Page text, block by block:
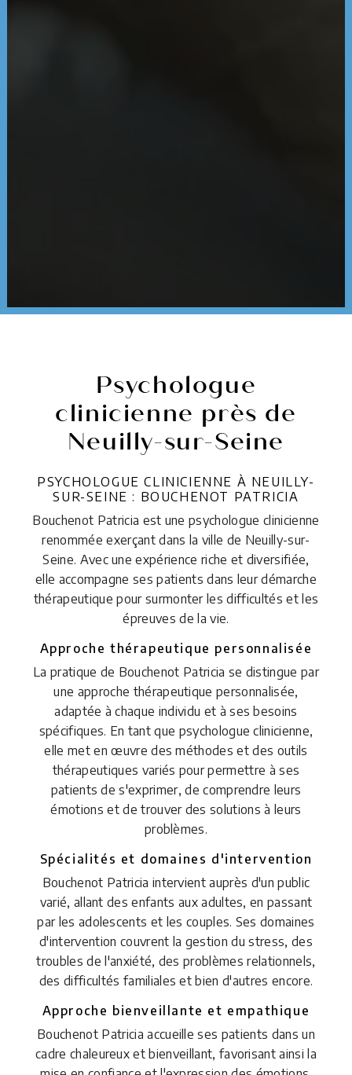
Psychologue
clinicienne près de
Neuilly-sur-Seine
PSYCHOLOGUE CLINICIENNE À NEUILLY-
SUR-SEINE : BOUCHENOT PATRICIA
Bouchenot Patricia est une psychologue clinicienne
renommée exerçant dans la ville de Neuilly-sur-
Seine. Avec une expérience riche et diversifiée,
elle accompagne ses patients dans leur démarche
thérapeutique pour surmonter les difficultés et les
épreuves de la vie.
Approche thérapeutique personnalisée
La pratique de Bouchenot Patricia se distingue par
une approche thérapeutique personnalisée,
adaptée à chaque individu et à ses besoins
spécifiques. En tant que psychologue clinicienne,
elle met en œuvre des méthodes et des outils
thérapeutiques variés pour permettre à ses
patients de s'exprimer, de comprendre leurs
émotions et de trouver des solutions à leurs
problèmes.
Spécialités et domaines d'intervention
Bouchenot Patricia intervient auprès d'un public
varié, allant des enfants aux adultes, en passant
par les adolescents et les couples. Ses domaines
d'intervention couvrent la gestion du stress, des
troubles de l'anxiété, des problèmes relationnels,
des difficultés familiales et bien d'autres encore.
Approche bienveillante et empathique
Bouchenot Patricia accueille ses patients dans un
cadre chaleureux et bienveillant, favorisant ainsi la